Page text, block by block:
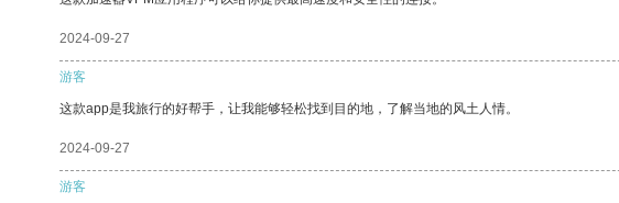
2024-09-27
游客
这款app是我旅行的好帮手，让我能够轻松找到目的地，了解当地的风土人情。
2024-09-27
游客